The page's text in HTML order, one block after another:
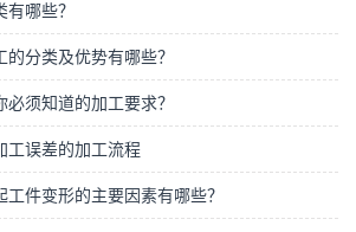
哪些？
分类及优势有哪些？
须知道的加工要求？
工误差的加工流程
件变形的主要因素有哪些？